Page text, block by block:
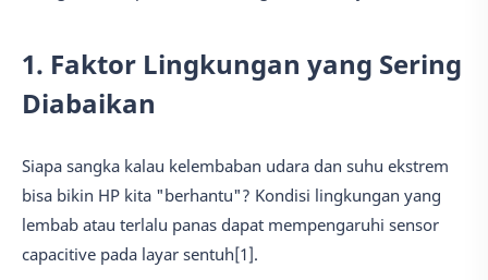
1. Faktor Lingkungan yang Sering
Diabaikan
Siapa sangka kalau kelembaban udara dan suhu ekstrem
bisa bikin HP kita "berhantu"? Kondisi lingkungan yang
lembab atau terlalu panas dapat mempengaruhi sensor
capacitive pada layar sentuh[1].